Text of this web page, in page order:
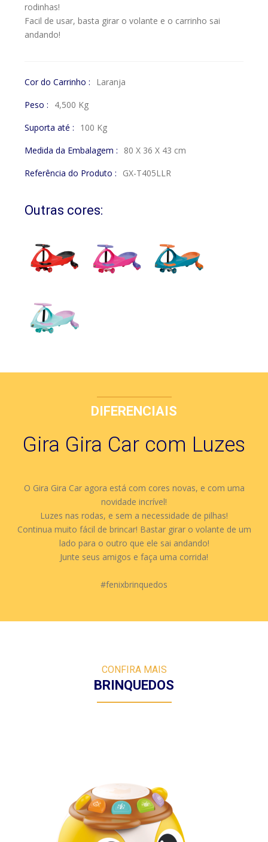
rodinhas!
Facil de usar, basta girar o volante e o carrinho sai
andando!
Cor do Carrinho :
Laranja
Peso :
4,500 Kg
Suporta até :
100 Kg
Medida da Embalagem :
80 X 36 X 43 cm
Referência do Produto :
GX-T405LLR
Outras cores:
DIFERENCIAIS
Gira Gira Car com Luzes
O Gira Gira Car agora está com cores novas, e com uma
novidade incrível!
Luzes nas rodas, e sem a necessidade de pilhas!
Continua muito fácil de brincar! Bastar girar o volante de um
lado para o outro que ele sai andando!
Junte seus amigos e faça uma corrida!
#fenixbrinquedos
CONFIRA MAIS
BRINQUEDOS